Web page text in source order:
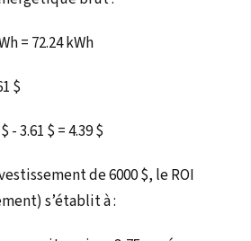
= 72.24 kWh
$
3.61 $ = 4.39 $
de 6000 $, le ROI
s’établit à :